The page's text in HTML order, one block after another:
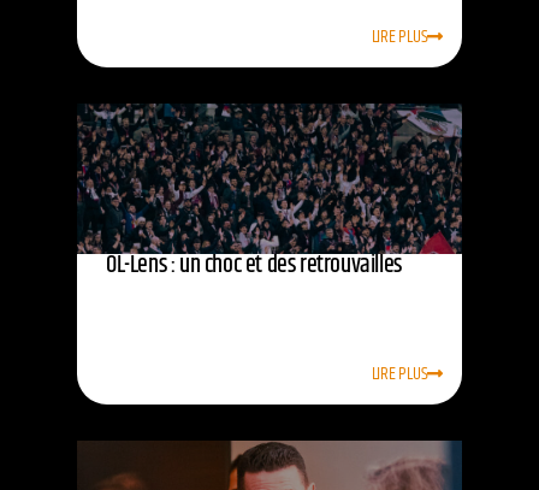
LIRE PLUS
OL-Lens : un choc et des retrouvailles
LIRE PLUS